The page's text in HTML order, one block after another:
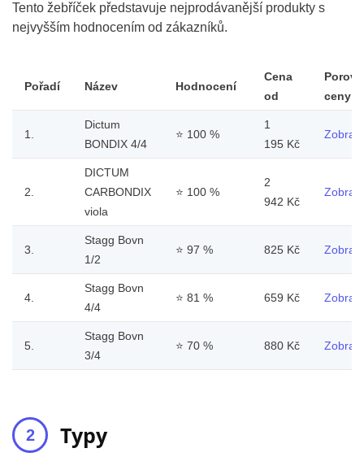
Tento žebříček představuje nejprodávanější produkty s
nejvyšším hodnocením od zákazníků.
Pořadí Název Hodnocení
Cena
od
ceny
1.
Dictum
BONDIX 4/4
⭐ 100 %
1
195 Kč
2.
DICTUM
CARBONDIX
viola
⭐ 100 %
2
942 Kč
3.
Stagg Bovn
1/2
⭐ 97 % 825 Kč
4.
Stagg Bovn
4/4
⭐ 81 % 659 Kč
5.
Stagg Bovn
3/4
⭐ 70 % 880 Kč
Typy